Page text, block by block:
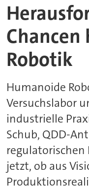
Robotik
Humanoide
Versuchslabor
industrielle
Schub, QDD-
regulatorischen
jetzt, ob aus